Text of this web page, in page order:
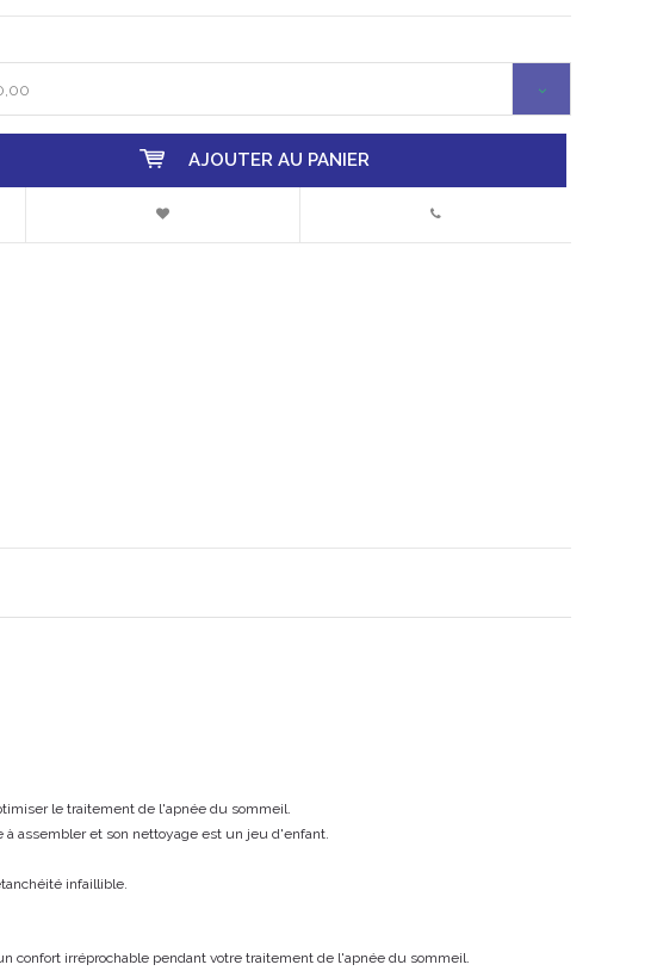
AJOUTER AU PANIER
le traitement de l'apnée du sommeil.
assembler et son nettoyage est un jeu d'enfant.
infaillible.
confort irréprochable pendant votre traitement de l'apnée du sommeil.